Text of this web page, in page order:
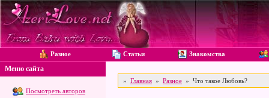
Разное Статьи Знакомства
Меню сайта
Посмотреть авторов
» Главная » Разное » Что такое Любовь?